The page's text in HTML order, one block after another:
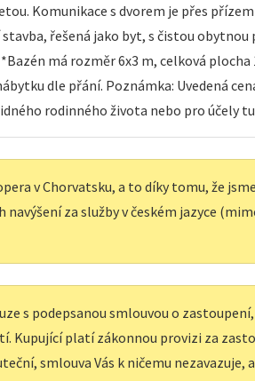
Komunikace s dvorem je přes
řešená jako byt, s čistou obytnou
má rozměr 6x3 m, celková plocha
dle přání. Poznámka: Uvedená
rodinného života nebo pro účely
v Chorvatsku, a to díky tomu, že
za služby v českém jazyce
s podepsanou smlouvou o
Kupující platí zákonnou provizi za
smlouva Vás k ničemu nezavazuje,